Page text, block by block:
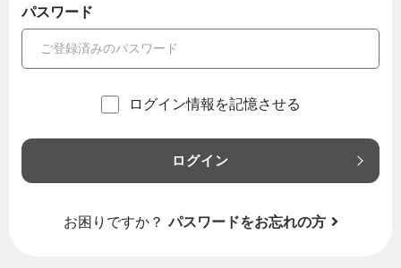
パスワード
ログイン情報を記憶させる
ログイン
お困りですか？ パスワードをお忘れの方